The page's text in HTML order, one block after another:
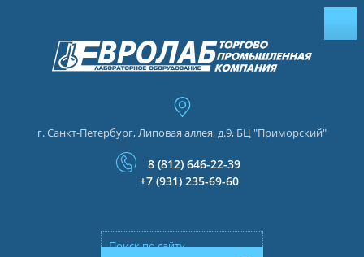
г. Санкт-Петербург, Липовая аллея, д.9, БЦ "Приморский"
8 (812) 646-22-39
+7 (931) 235-69-60